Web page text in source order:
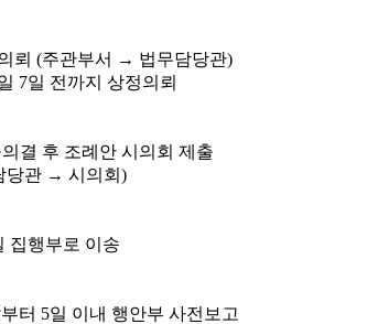
뢰 (주관부서 → 법무담당관)
7일 전까지 상정의뢰
결 후 조례안 시의회 제출
당관 → 시의회)
집행부로 이송
터 5일 이내 행안부 사전보고